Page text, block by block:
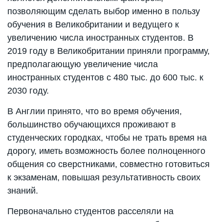
позволяющим сделать выбор именно в пользу
обучения в Великобритании и ведущего к
увеличению числа иностранных студентов. В
2019 году в Великобритании приняли программу,
предполагающую увеличение числа
иностранных студентов с 480 тыс. до 600 тыс. к
2030 году.
В Англии принято, что во время обучения,
большинство обучающихся проживают в
студенческих городках, чтобы не трать время на
дорогу, иметь возможность более полноценного
общения со сверстниками, совместно готовиться
к экзаменам, повышая результативность своих
знаний.
Первоначально студентов расселяли на